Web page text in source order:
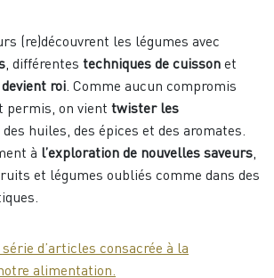
(re)découvrent les légumes avec
, différentes techniques de cuisson et
roi. Comme aucun compromis
permis, on vient twister les
des huiles, des épices et des aromates.
à l’exploration de nouvelles saveurs,
et légumes oubliés comme dans des
d’articles consacrée à la
alimentation.